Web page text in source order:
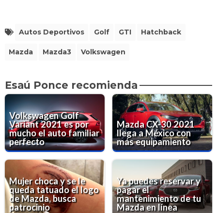
Autos Deportivos Golf GTI Hatchback
Mazda Mazda3 Volkswagen
Esaú Ponce recomienda
Volkswagen Golf
Variant 2021 es por
mucho el auto familiar
perfecto
Mazda CX-30 2021
llega a México con
más equipamiento
Mujer choca y se le
queda tatuado el logo
de Mazda, busca
patrocinio
Ya puedes reservar y
pagar el
mantenimiento de tu
Mazda en línea